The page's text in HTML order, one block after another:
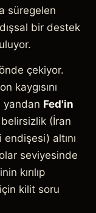
süregelen
bir destek
çekiyor.
kaygısını
yandan Fed'in
(İran
endişesi) altını
seviyesinde
kırılıp
kilit soru